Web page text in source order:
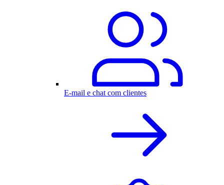
E-mail e chat com clientes